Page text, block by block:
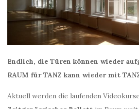
Endlich, die Türen können wieder
RAUM für TANZ kann wieder mit
Aktuell werden die laufenden